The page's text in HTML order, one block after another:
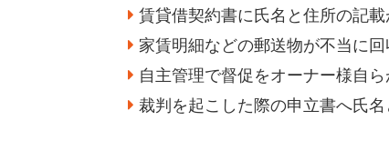
賃貸借契約書に氏名と住所の記載
家賃明細などの郵送物が不当に回
自主管理で督促をオーナー様自
裁判を起こした際の申立書へ氏